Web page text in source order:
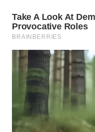
WN
Wahana
WAHANA
NEWS